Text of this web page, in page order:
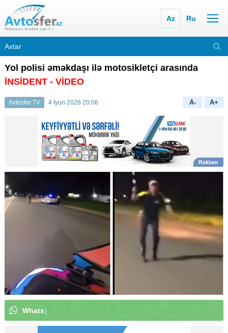
Az Ru
Yol polisi əməkdaşı ilə motosikletçi arasında
İNSİDENT - VİDEO
Avtosfer TV 4 İyun 2026 20:06 A- A+
WhatsA